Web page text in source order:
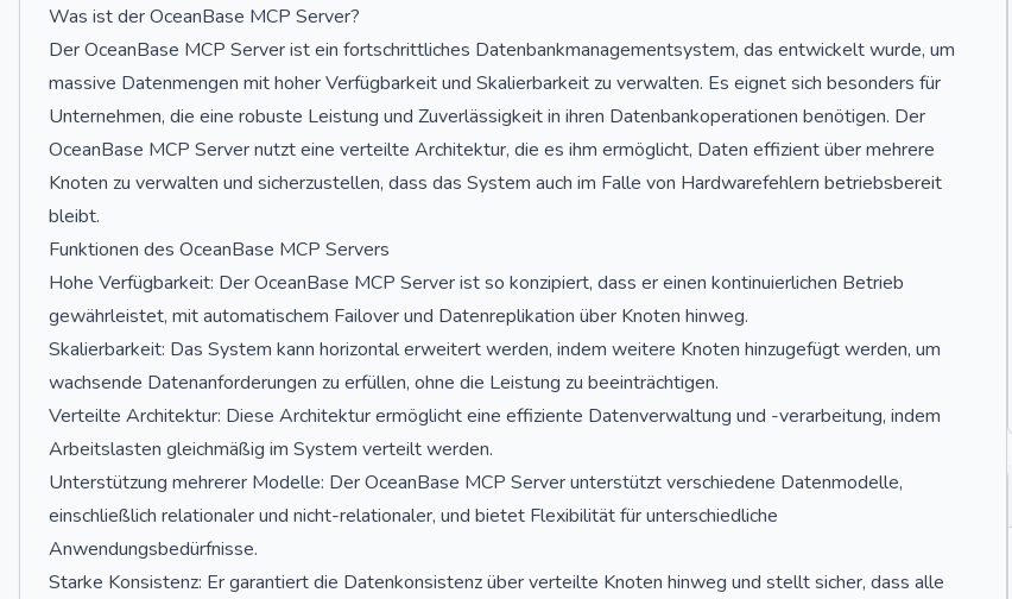
Was ist der OceanBase MCP Server?
Der OceanBase MCP Server ist ein fortschrittliches Datenbankmanagementsystem, das entwickelt wurde, um
massive Datenmengen mit hoher Verfügbarkeit und Skalierbarkeit zu verwalten. Es eignet sich besonders für
Unternehmen, die eine robuste Leistung und Zuverlässigkeit in ihren Datenbankoperationen benötigen. Der
OceanBase MCP Server nutzt eine verteilte Architektur, die es ihm ermöglicht, Daten effizient über mehrere
Knoten zu verwalten und sicherzustellen, dass das System auch im Falle von Hardwarefehlern betriebsbereit
bleibt.
Funktionen des OceanBase MCP Servers
Hohe Verfügbarkeit: Der OceanBase MCP Server ist so konzipiert, dass er einen kontinuierlichen Betrieb
gewährleistet, mit automatischem Failover und Datenreplikation über Knoten hinweg.
Skalierbarkeit: Das System kann horizontal erweitert werden, indem weitere Knoten hinzugefügt werden, um
wachsende Datenanforderungen zu erfüllen, ohne die Leistung zu beeinträchtigen.
Verteilte Architektur: Diese Architektur ermöglicht eine effiziente Datenverwaltung und -verarbeitung, indem
Arbeitslasten gleichmäßig im System verteilt werden.
Unterstützung mehrerer Modelle: Der OceanBase MCP Server unterstützt verschiedene Datenmodelle,
einschließlich relationaler und nicht-relationaler, und bietet Flexibilität für unterschiedliche
Anwendungsbedürfnisse.
Starke Konsistenz: Er garantiert die Datenkonsistenz über verteilte Knoten hinweg und stellt sicher, dass alle